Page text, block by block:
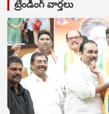
ట్రేండింగ్ వార్తలు